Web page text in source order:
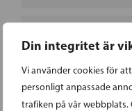
Din integritet är
Vi använder cookies för
personligt anpassade
trafiken på vår webbplats.
Miljö
Norden